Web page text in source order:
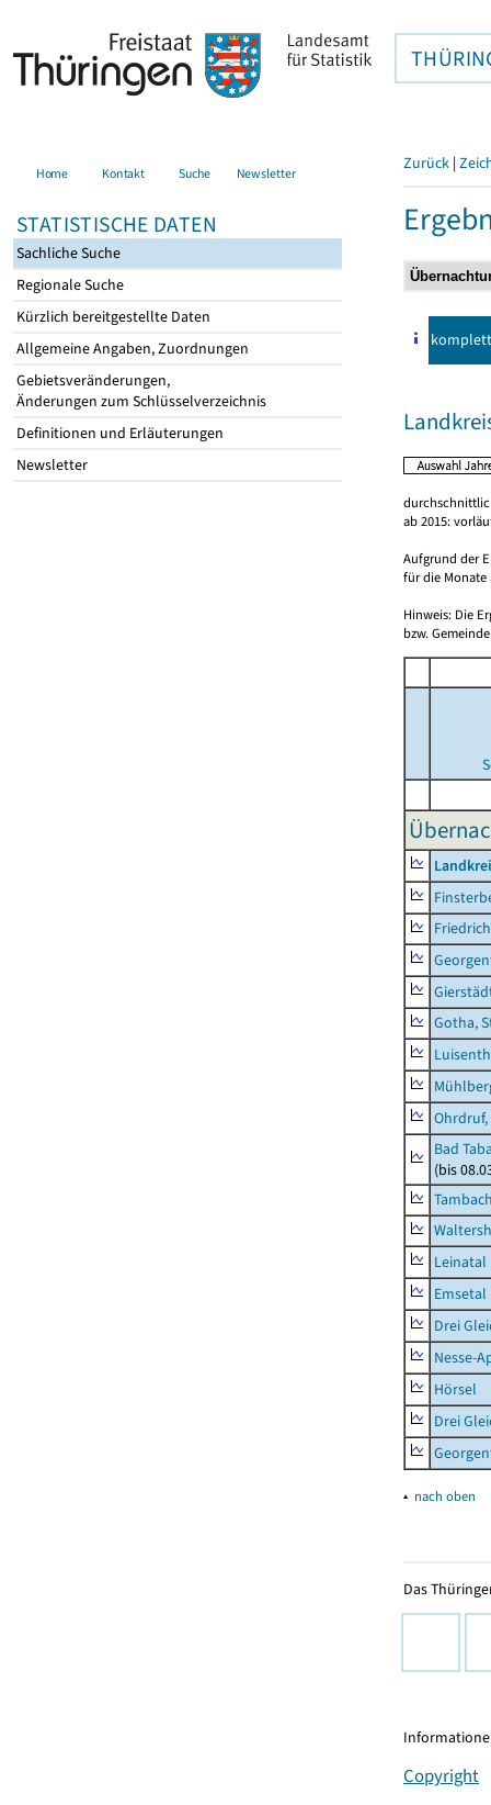
Home Kontakt Suche Newsletter
STATISTISCHE DATEN
Sachliche Suche
Regionale Suche
Kürzlich bereitgestellte Daten
Allgemeine Angaben, Zuordnungen
Gebietsveränderungen,
Änderungen zum Schlüsselverzeichnis
Definitionen und Erläuterungen
Newsletter
Zurück |
komplett
ab 2015:
Aufgrund der
für die Monate
Hinweis: Die
bzw.
Gotha,
Bad
(bis
Leinatal
Emsetal
Drei
Nesse-
Hörsel
Drei
▴ nach oben
Das
Copyright